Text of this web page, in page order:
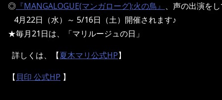
◎ 『MANGALOGUE(マンガローグ):火の鳥』 、声の出演を
   4月22日（水）～ 5/16日（土）開催されます♪
★毎月21日は、「マリルージュの日」
詳しくは、【夏木マリ公式HP】
【 貝印 公式HP 】